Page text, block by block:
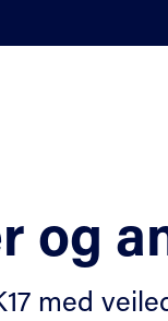
og
med